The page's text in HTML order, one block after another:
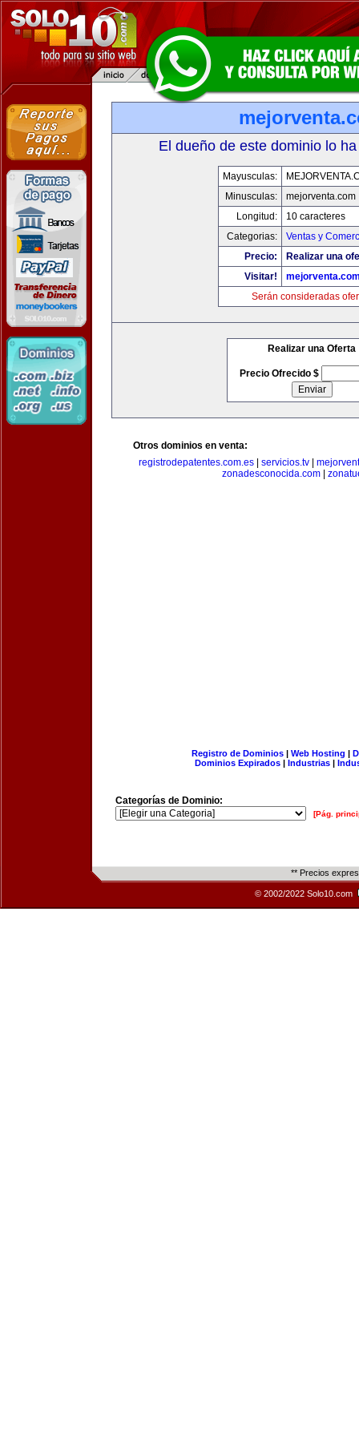
El dueño de este dominio lo
Mayusculas:
Minusculas:
mejorventa.com
Longitud:
10 caracteres
Categorias:
Ventas y
Precio:
Realizar una
Visitar!
Serán consideradas
Realizar una Oferta
Precio Ofrecido $
Otros dominios en venta:
registrodepatentes.com.es
servicios.tv
zonadesconocida.com|
Registro de Dominios| Web Hosting |
Dominios Expirados | Industrias |
Categorías de Dominio:
[Pág.
** Precios
© 2002/2022 Solo10.com